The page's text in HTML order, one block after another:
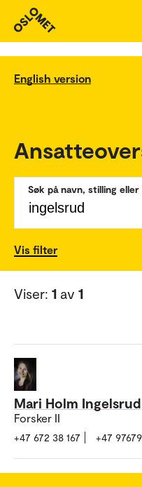
English version
Søk på navn, stilling
Vis filter
Viser: 1 av 1
Mari Holm Ingelsrud
Forsker II
+47 672 38 167 +47